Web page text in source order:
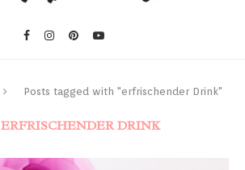
Posts tagged with "erfrischender Drink"
ERFRISCHENDER DRINK